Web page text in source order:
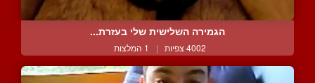
הגמירה השלישית שלי בעזרת...
4002 צפיות | 1 המלצות